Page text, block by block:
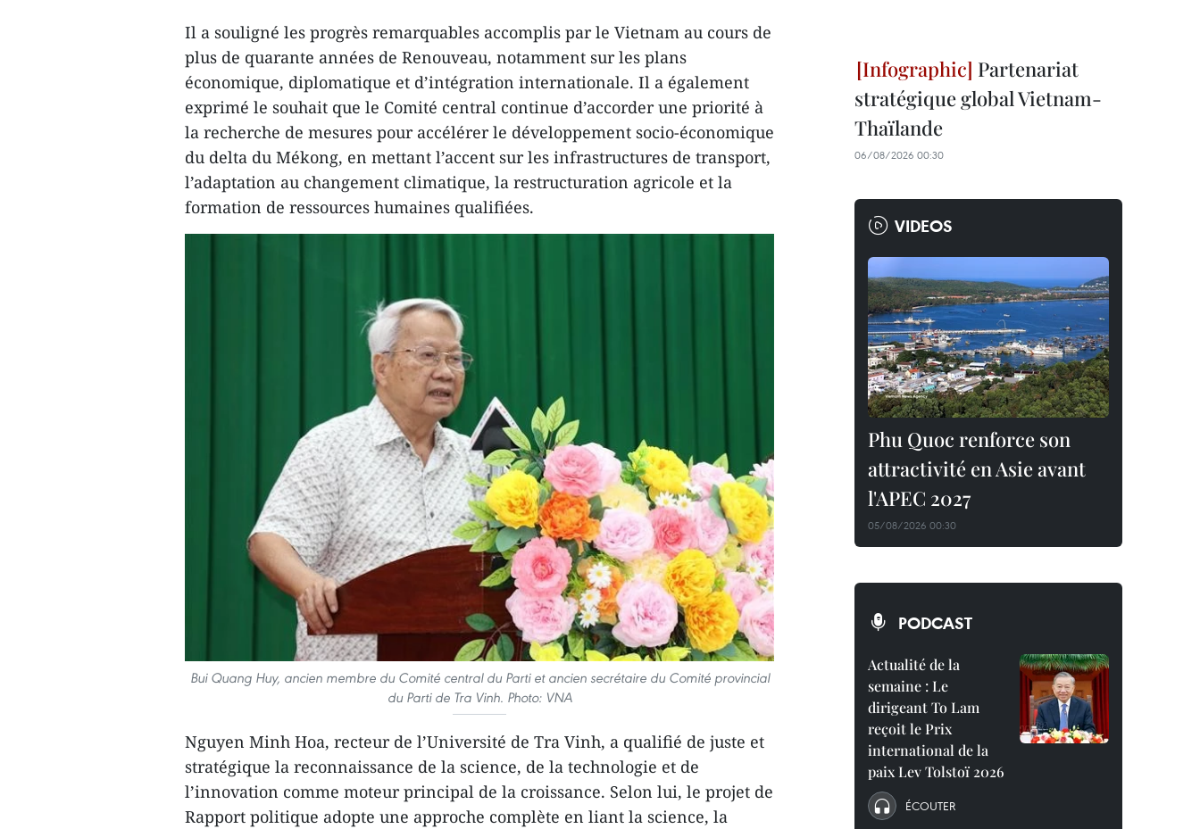
Il a souligné les progrès remarquables accomplis par le Vietnam au cours de
plus de quarante années de Renouveau, notamment sur les plans
économique, diplomatique et d’intégration internationale. Il a également
exprimé le souhait que le Comité central continue d’accorder une priorité à
la recherche de mesures pour accélérer le développement socio-économique
du delta du Mékong, en mettant l’accent sur les infrastructures de transport,
l’adaptation au changement climatique, la restructuration agricole et la
formation de ressources humaines qualifiées.
Bui Quang Huy, ancien membre du Comité central du Parti et ancien secrétaire du Comité provincial
du Parti de Tra Vinh. Photo: VNA
Nguyen Minh Hoa, recteur de l’Université de Tra Vinh, a qualifié de juste et
stratégique la reconnaissance de la science, de la technologie et de
l’innovation comme moteur principal de la croissance. Selon lui, le projet de
Rapport politique adopte une approche complète en liant la science, la
Partenariat
stratégique global Vietnam-
Thaïlande
06/08/2026 00:30
VIDEOS
Phu Quoc renforce son
attractivité en Asie avant
l'APEC 2027
05/08/2026 00:30
PODCAST
Actualité de la
semaine : Le
dirigeant To Lam
reçoit le Prix
international de la
paix Lev Tolstoï 2026
ÉCOUTER